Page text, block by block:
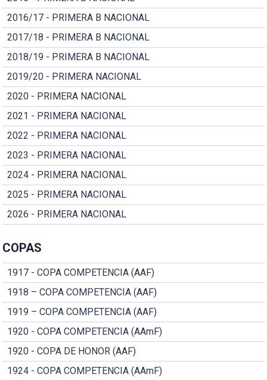
2016/17 - PRIMERA B NACIONAL
2017/18 - PRIMERA B NACIONAL
2018/19 - PRIMERA B NACIONAL
2019/20 - PRIMERA NACIONAL
2020 - PRIMERA NACIONAL
2021 - PRIMERA NACIONAL
2022 - PRIMERA NACIONAL
2023 - PRIMERA NACIONAL
2024 - PRIMERA NACIONAL
2025 - PRIMERA NACIONAL
2026 - PRIMERA NACIONAL
COPAS
1917 - COPA COMPETENCIA (AAF)
1918 – COPA COMPETENCIA (AAF)
1919 – COPA COMPETENCIA (AAF)
1920 - COPA COMPETENCIA (AAmF)
1920 - COPA DE HONOR (AAF)
1924 - COPA COMPETENCIA (AAmF)